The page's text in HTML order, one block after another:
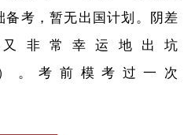
备考，暂无出国计划。阴差
非常幸运地出坑
）。考前模考过一次